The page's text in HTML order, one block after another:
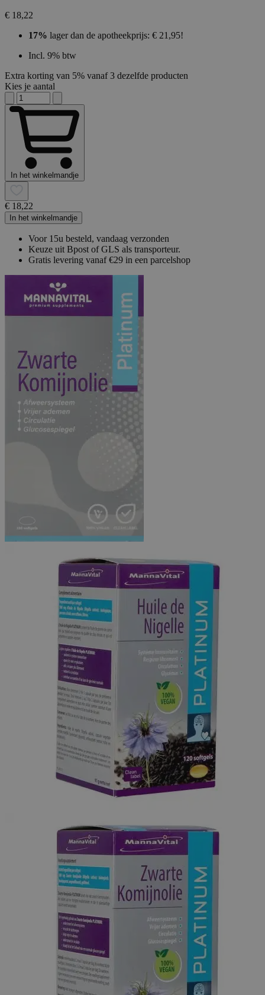
€ 18,22
17% lager dan de apotheekprijs: € 21,95!
Incl. 9% btw
Extra korting van 5% vanaf 3 dezelfde producten
Kies je aantal
In het winkelmandje
€ 18,22
In het winkelmandje
Voor 15u besteld, vandaag verzonden
Keuze uit Bpost of GLS als transporteur.
Gratis levering vanaf €29 in een parcelshop